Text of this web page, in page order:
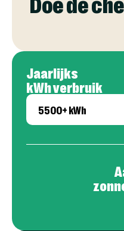
Jaarlijks
kWh verbruik